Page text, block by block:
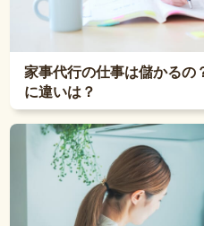
家事代行の仕事は儲かるの
に違いは？